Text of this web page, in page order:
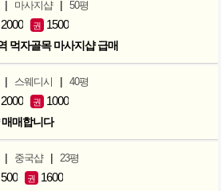
| 마사지샵 | 50평
2000 권 1500
먹자골목 마사지샵 급매
| 스웨디시 | 40평
2000 권 1000
매합니다
| 중국샵 | 23평
500 권 1600